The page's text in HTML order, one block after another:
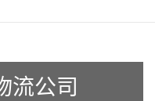
流公司